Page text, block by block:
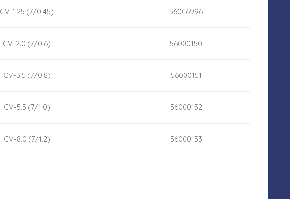
CV-1.25 (7/0.45) 56006996
CV-2.0 (7/0.6) 56000150
CV-3.5 (7/0.8) 56000151
CV-5.5 (7/1.0) 56000152
CV-8.0 (7/1.2) 56000153